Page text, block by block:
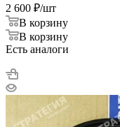
2 600 ₽/шт
В корзину
В корзину
Есть аналоги